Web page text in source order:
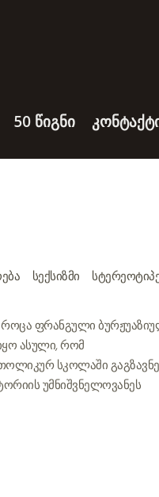
50 ᲬᲘᲒᲜᲘ
ᲡᲔᲥᲡᲘᲖᲛᲘ
როცა ფრანგული
ასული, რომ
სკოლაში
უმნიშვნელოვანეს